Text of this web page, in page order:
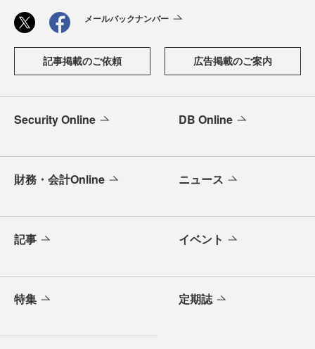
メールバックナンバー
記事掲載のご依頼 広告掲載のご案内
Security Online DB Online
財務・会計Online ニュース
記事 イベント
特集 定期誌